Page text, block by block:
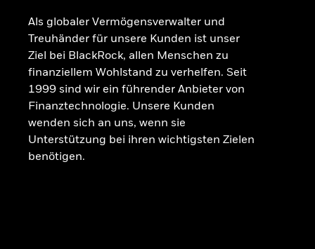
Als globaler Vermögensverwalter und
Treuhänder für unsere Kunden ist unser
Ziel bei BlackRock, allen Menschen zu
finanziellem Wohlstand zu verhelfen. Seit
1999 sind wir ein führender Anbieter von
Finanztechnologie. Unsere Kunden
wenden sich an uns, wenn sie
Unterstützung bei ihren wichtigsten Zielen
benötigen.